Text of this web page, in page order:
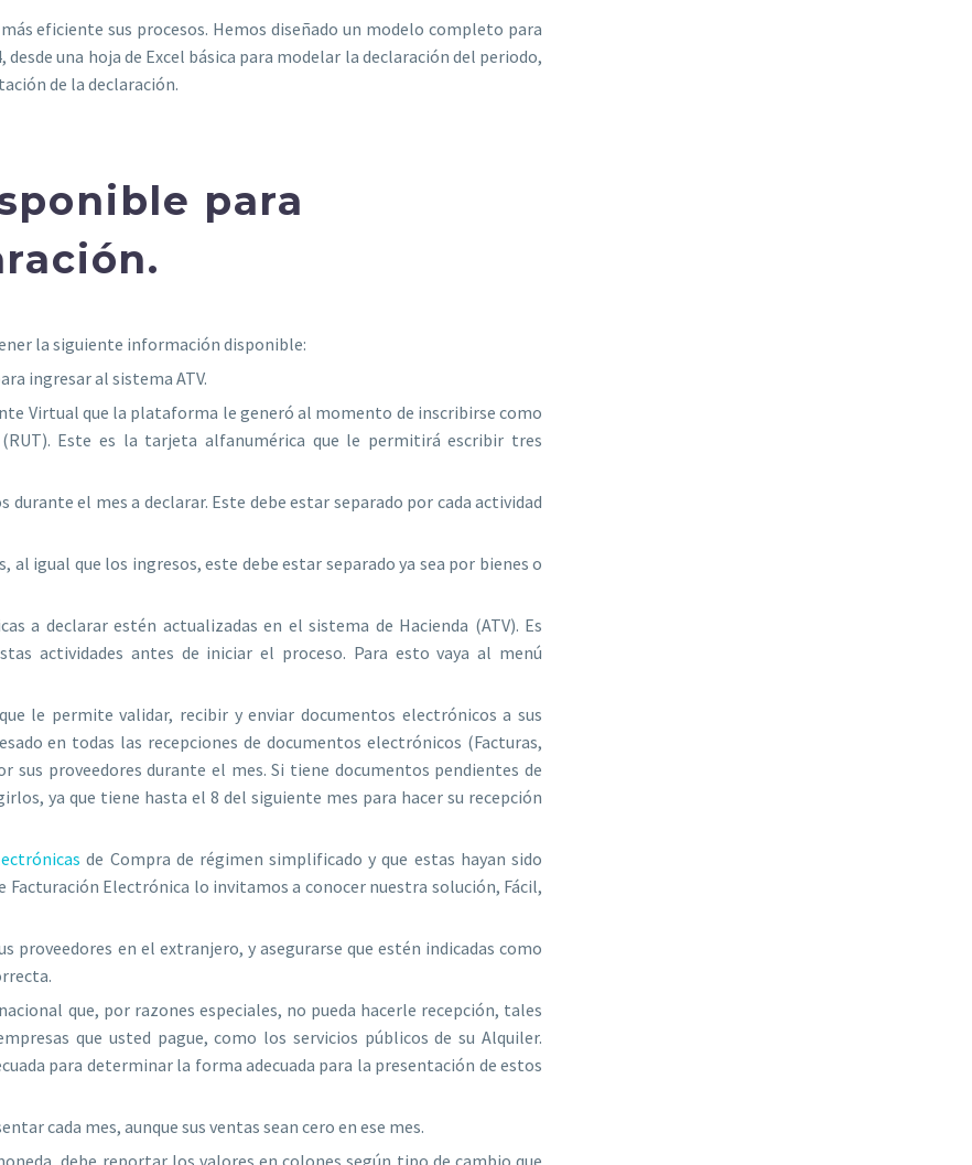
eficiente sus procesos. Hemos diseñado un modelo completo para
una hoja de Excel básica para modelar la declaración del periodo,
de la declaración.
para
la siguiente información disponible:
ingresar al sistema ATV.
Virtual que la plataforma le generó al momento de inscribirse como
Este es la tarjeta alfanumérica que le permitirá escribir tres
el mes a declarar. Este debe estar separado por cada actividad
igual que los ingresos, este debe estar separado ya sea por bienes o
a declarar estén actualizadas en el sistema de Hacienda (ATV). Es
actividades antes de iniciar el proceso. Para esto vaya al menú
le permite validar, recibir y enviar documentos electrónicos a sus
en todas las recepciones de documentos electrónicos (Facturas,
sus proveedores durante el mes. Si tiene documentos pendientes de
ya que tiene hasta el 8 del siguiente mes para hacer su recepción
de Compra de régimen simplificado y que estas hayan sido
Facturación Electrónica lo invitamos a conocer nuestra solución, Fácil,
proveedores en el extranjero, y asegurarse que estén indicadas como
que, por razones especiales, no pueda hacerle recepción, tales
que usted pague, como los servicios públicos de su Alquiler.
para determinar la forma adecuada para la presentación de estos
cada mes, aunque sus ventas sean cero en ese mes.
debe reportar los valores en colones según tipo de cambio que